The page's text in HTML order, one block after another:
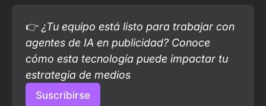
👉 ¿Tu equipo está listo para trabajar con
agentes de IA en publicidad? Conoce
cómo esta tecnología puede impactar tu
estrategia de medios
Suscribirse